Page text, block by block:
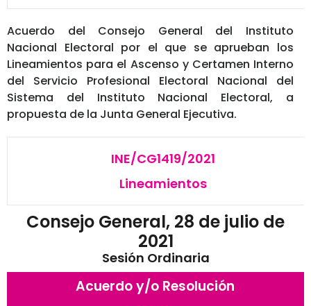
Acuerdo del Consejo General del Instituto
Nacional Electoral por el que se aprueban los
Lineamientos para el Ascenso y Certamen Interno
del Servicio Profesional Electoral Nacional del
Sistema del Instituto Nacional Electoral, a
propuesta de la Junta General Ejecutiva.
INE/CG1419/2021
Lineamientos
Consejo General, 28 de julio de
2021
Sesión Ordinaria
Acuerdo y/o Resolución